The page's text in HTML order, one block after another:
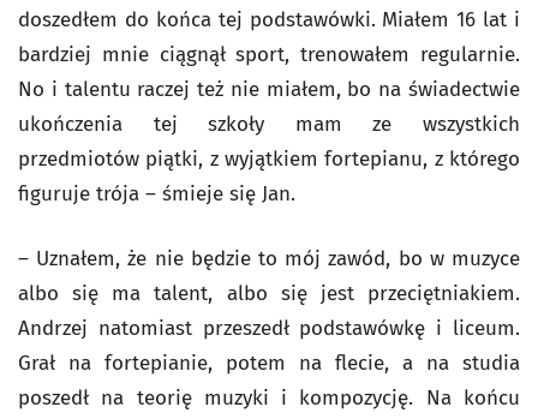
doszedłem do końca tej podstawówki. Miałem 16 lat i
bardziej mnie ciągnął sport, trenowałem regularnie.
No i talentu raczej też nie miałem, bo na świadectwie
ukończenia tej szkoły mam ze wszystkich
przedmiotów piątki, z wyjątkiem fortepianu, z którego
figuruje trója – śmieje się Jan.
– Uznałem, że nie będzie to mój zawód, bo w muzyce
albo się ma talent, albo się jest przeciętniakiem.
Andrzej natomiast przeszedł podstawówkę i liceum.
Grał na fortepianie, potem na flecie, a na studia
poszedł na teorię muzyki i kompozycję. Na końcu